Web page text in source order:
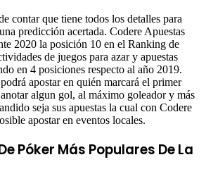
contar que tiene todos los detalles para
predicción acertada. Codere Apuestas
2020 la posición 10 en el Ranking de
de juegos para azar y apuestas
en 4 posiciones respecto al año 2019.
apostar en quién marcará el primer
algun gol, al máximo goleador y más
seja sus apuestas la cual con Codere
apostar en eventos locales.
Póker Más Populares De La